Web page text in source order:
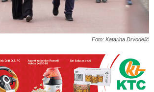
Foto: Katarina Drvodelić